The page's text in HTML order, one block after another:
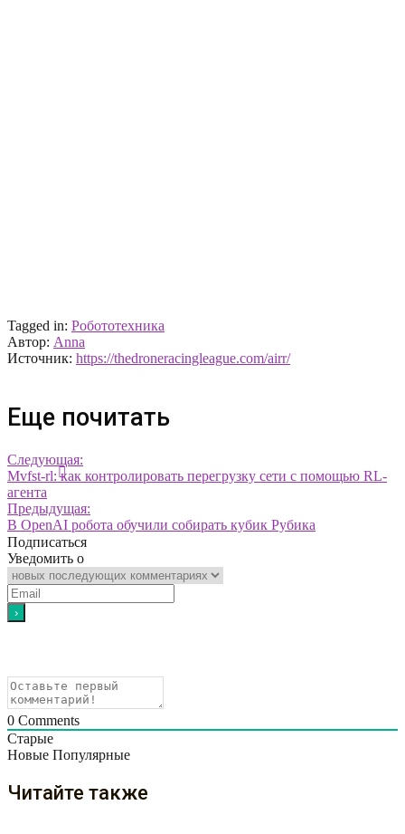
Tagged in: Робототехника
Автор: Anna
Источник: https://thedroneracingleague.com/airr/
Еще почитать
Следующая:
Mvfst-rl: как контролировать перегрузку сети с помощью RL-
агента
Предыдущая:
В OpenAI робота обучили собирать кубик Рубика
Подписаться
Уведомить о
0 Comments
Старые
Новые Популярные
Читайте также